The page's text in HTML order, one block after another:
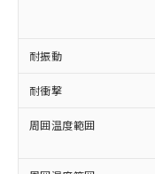
耐振動
耐衝撃
周囲温度範囲
ことを
在庫状
タに基
覧され
正式な
様のお
むを得ず変
鉛(Pb) 1000ppm
六価クロム
類(PBB)
(PBDE) 1000ppm
ル) (DEHP)(別名
ルベンジル（
（DBP）
「－」：未
*中国RoHS10物
Pb(鉛)
Cr(Ⅵ)(六価クロ
ニル類) :
当社は
為替お
（以下
または
国政府
可)を
当社は
○ 一
△ 一